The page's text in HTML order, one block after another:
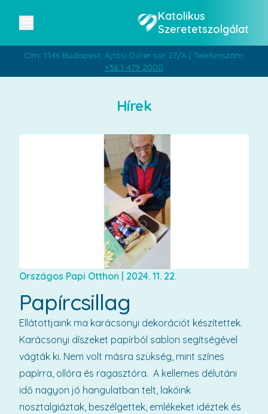
Katolikus
Szeretetszolgálat
Cím: 1146 Budapest, Ajtósi Dürer sor 27/A | Telefonszám:
+36 1 479 2000
Hírek
Országos Papi Otthon 2024. 11. 22.
Papírcsillag
Ellátottjaink ma karácsonyi dekorációt készítettek.
Karácsonyi díszeket papírból sablon segítségével
vágták ki. Nem volt másra szükség, mint színes
papírra, ollóra és ragasztóra. A kellemes délutáni
idő nagyon jó hangulatban telt, lakóink
nosztalgiáztak, beszélgettek, emlékeket idéztek és